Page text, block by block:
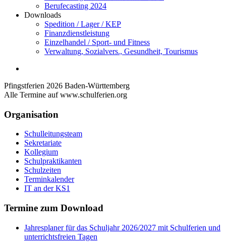
Berufecasting 2024
Downloads
Spedition / Lager / KEP
Finanzdienstleistung
Einzelhandel / Sport- und Fitness
Verwaltung, Sozialvers., Gesundheit, Tourismus
Pfingstferien 2026 Baden-Württemberg
Alle Termine auf www.schulferien.org
Organisation
Schulleitungsteam
Sekretariate
Kollegium
Schulpraktikanten
Schulzeiten
Terminkalender
IT an der KS1
Termine zum Download
Jahresplaner für das Schuljahr 2026/2027 mit Schulferien und
unterrichtsfreien Tagen